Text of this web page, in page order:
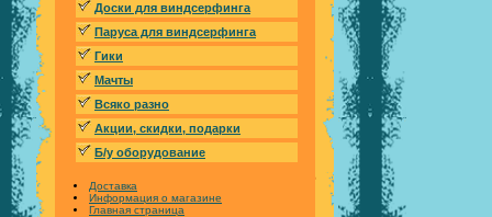
Доски для виндсерфинга
Паруса для виндсерфинга
Гики
Мачты
Всяко разно
Акции, скидки, подарки
Б/у оборудование
Доставка
Информация о магазине
Главная страница